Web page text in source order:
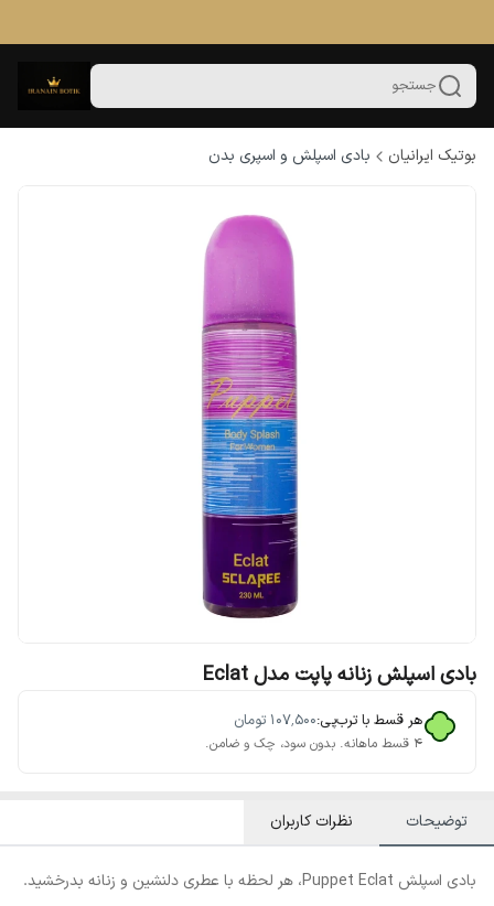
جستجو
بوتیک ایرانیان بادی اسپلش و اسپری بدن
بادی اسپلش زنانه پاپت مدل Eclat
هر قسط با ترب‌پی:۱۰۷٬۵۰۰ تومان
۴ قسط ماهانه. بدون سود، چک و ضامن.
توضیحات نظرات کاربران
بادی اسپلش Puppet Eclat، هر لحظه با عطری دلنشین و زنانه بدرخشید.